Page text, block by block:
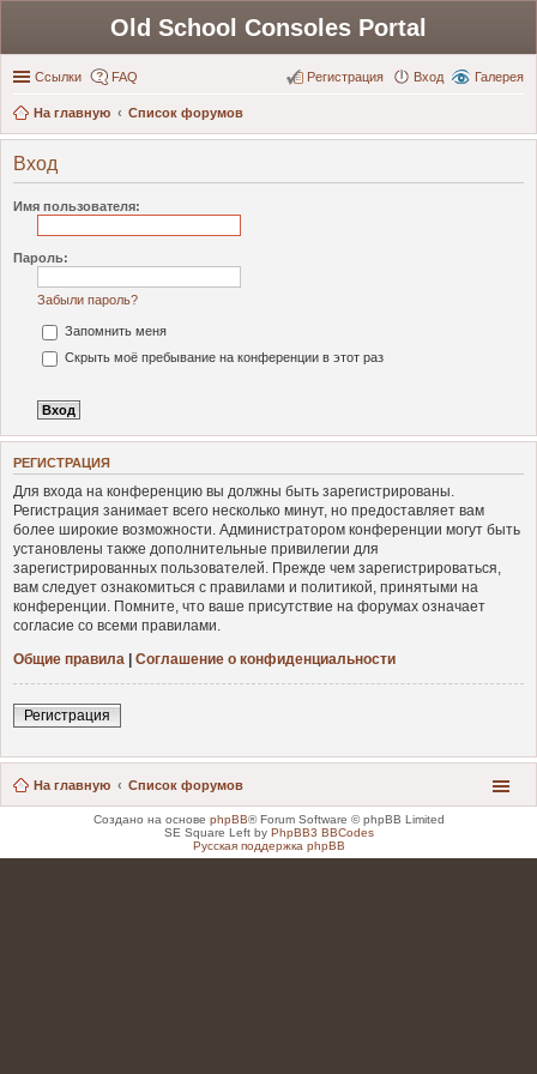
Old School Consoles Portal
Ссылки Галерея
FAQ Вход
Регистрация
На главную Список форумов
Вход
Имя пользователя:
Пароль:
Забыли пароль?
Запомнить меня
Скрыть моё пребывание на конференции в этот раз
РЕГИСТРАЦИЯ
Для входа на конференцию вы должны быть зарегистрированы.
Регистрация занимает всего несколько минут, но предоставляет вам
более широкие возможности. Администратором конференции могут быть
установлены также дополнительные привилегии для
зарегистрированных пользователей. Прежде чем зарегистрироваться,
вам следует ознакомиться с правилами и политикой, принятыми на
конференции. Помните, что ваше присутствие на форумах означает
согласие со всеми правилами.
Общие правила | Соглашение о конфиденциальности
Регистрация
На главную Список форумов
Создано на основе phpBB® Forum Software © phpBB Limited
SE Square Left by PhpBB3 BBCodes
Русская поддержка phpBB